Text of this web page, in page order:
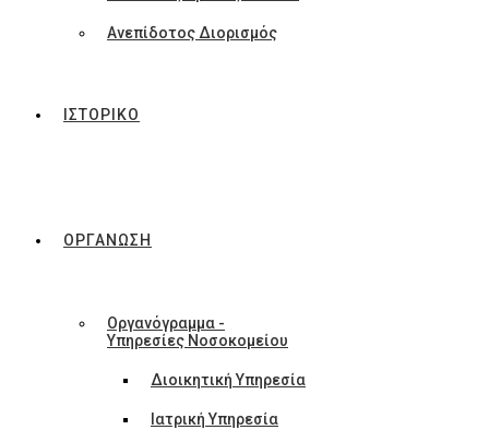
Ανεπίδοτος Διορισμός
ΙΣΤΟΡΙΚΟ
ΟΡΓΑΝΩΣΗ
Οργανόγραμμα -
Υπηρεσίες Νοσοκομείου
Διοικητική Υπηρεσία
Ιατρική Υπηρεσία